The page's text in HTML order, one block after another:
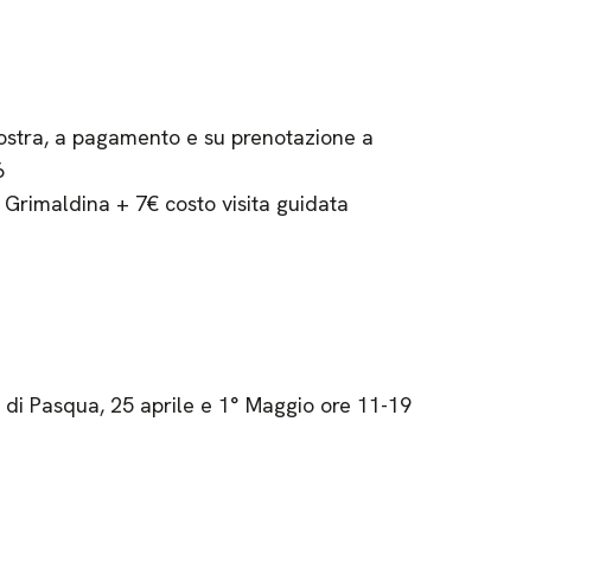
a pagamento e su prenotazione a
+ 7€ costo visita guidata
Pasqua, 25 aprile e 1° Maggio ore 11-19